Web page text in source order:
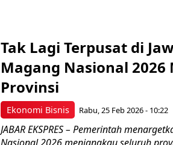
Ekonomi Bisnis
Tak Lagi Terpusat di
Magang Nasional
Provinsi
Rabu, 25 Feb 2026 - 10:22
JABAR EKSPRES – Pemerintah